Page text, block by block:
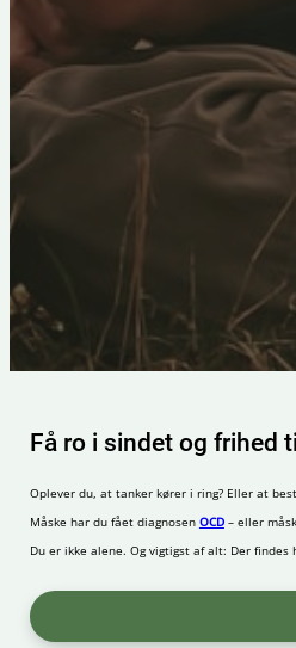
Få ro i sindet og frihed
Oplever du, at tanker kører i ring? Eller at
Måske har du fået diagnosen OCD– eller
Du er ikke alene. Og vigtigst af alt: Der